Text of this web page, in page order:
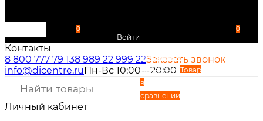
0
Войти
Избранное
Сравнение Товар
в
сравнении
0
Контакты
8 800 777 79 138 989 22 999 22Заказать звонок
info@dicentre.ru Пн-Вс 10:00—20:00
Личный кабинет